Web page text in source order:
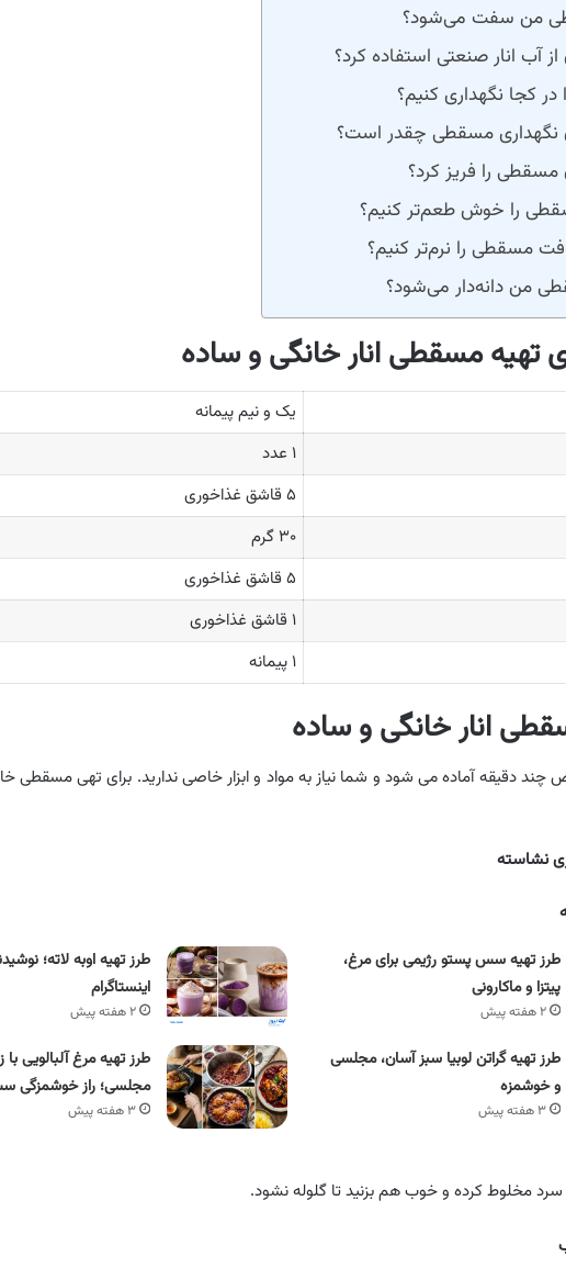
من سفت می‌شود؟
از آب انار صنعتی استفاده کرد؟
کجا نگهداری کنیم؟
نگهداری مسقطی چقدر است؟
مسقطی را فریز کرد؟
را خوش طعم‌تر کنیم؟
مسقطی را نرم‌تر کنیم؟
من دانه‌دار می‌شود؟
تهیه مسقطی انار خانگی و ساده
یک و نیم پیمانه
۱ عدد
۵ قاشق غذاخوری
۳۰ گرم
۵ قاشق غذاخوری
۱ قاشق غذاخوری
۱ پیمانه
انار خانگی و ساده
دقیقه آماده می شود و شما نیاز به مواد و ابزار خاصی ندارید. برای تهی مسقطی
نشاسته
طرز تهیه سس پستو رژیمی برای مرغ،
پیتزا و ماکارونی
۲ هفته پیش
طرز تهیه اوبه لاته؛
اینستاگرام
۲ هفته پیش
طرز تهیه گراتن لوبیا سبز آسان، مجلسی
و خوشمزه
۳ هفته پیش
طرز تهیه مرغ آلبالویی
مجلسی؛ راز خوشمزگی
۳ هفته پیش
مخلوط کرده و خوب هم بزنید تا گلوله نشود.